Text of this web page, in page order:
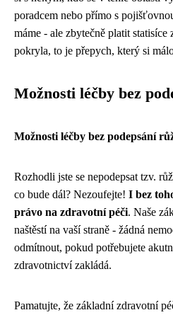
poradcem nebo přímo s
máme - ale zbytečně platit
pokryla, to je přepych, který si
Možnosti léčby bez
Možnosti léčby bez podepsání
Rozhodli jste se nepodepsat tzv.
co bude dál? Nezoufejte! I bez
právo na zdravotní péči. Naše
naštěstí na vaší straně - žádná
odmítnout, pokud potřebujete
zdravotnictví zakládá.
Pamatujte, že základní zdravotní